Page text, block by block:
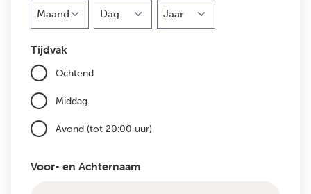
Tijdvak
Ochtend
Middag
Avond (tot 20:00 uur)
Voor- en Achternaam